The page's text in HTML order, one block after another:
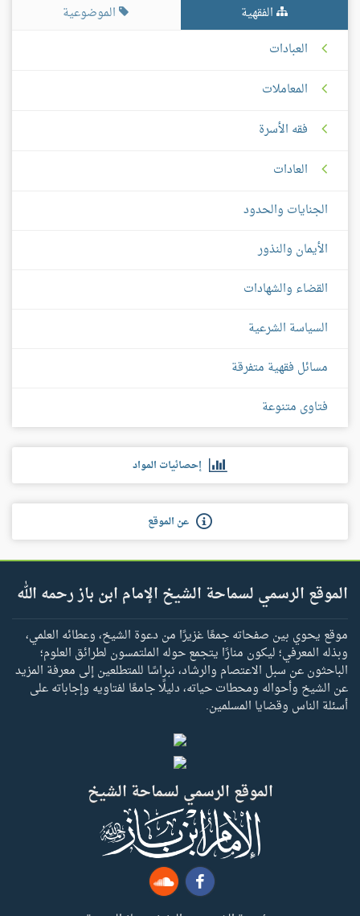
الفقهية
الموضوعية
العبادات
المعاملات
فقه الأسرة
العادات
الجنايات والحدود
الأيمان والنذور
القضاء والشهادات
السياسة الشرعية
مسائل فقهية متفرقة
فتاوى متنوعة
إحصائيات المواد
عن الموقع
الموقع الرسمي لسماحة الشيخ الإمام ابن باز رحمه الله
موقع يحوي بين صفحاته جمعًا غزيرًا من دعوة الشيخ، وعطائه العلمي،
وبذله المعرفي؛ ليكون منارًا يتجمع حوله الملتمسون لطرائق العلوم؛
الباحثون عن سبل الاعتصام والرشاد، نبراسًا للمتطلعين إلى معرفة المزيد
عن الشيخ وأحواله ومحطات حياته، دليلًا جامعًا لفتاويه وإجاباته على
أسئلة الناس وقضايا المسلمين.
الموقع الرسمي لسماحة الشيخ